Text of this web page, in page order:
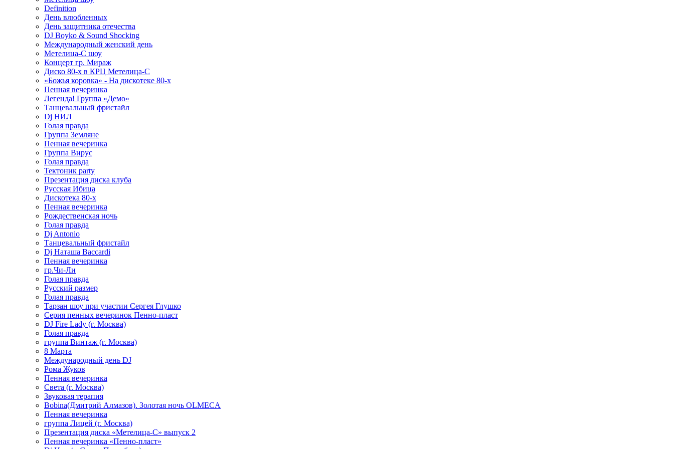
Definition
День влюбленных
День защитника отечества
DJ Boyko & Sound Shocking
Международный женский день
Метелица-С шоу
Концерт гр. Мираж
Диско 80-х в КРЦ Метелица-С
«Божья коровка» - На дискотеке 80-х
Пенная вечеринка
Легенда! Группа «Демо»
Танцевальный фристайл
Dj НИЛ
Голая правда
Группа Земляне
Пенная вечеринка
Группа Вирус
Голая правда
Тектоник party
Презентация диска клуба
Русская Ибица
Дискотека 80-х
Пенная вечеринка
Рождественская ночь
Голая правда
Dj Antonio
Танцевальный фристайл
Dj Наташа Baccardi
Пенная вечеринка
гр.Чи-Ли
Голая правда
Русский размер
Голая правда
Тарзан шоу при участии Сергея Глушко
Серия пенных вечеринок Пенно-пласт
DJ Fire Lady (г. Москва)
Голая правда
группа Винтаж (г. Москва)
8 Марта
Международный день DJ
Рома Жуков
Пенная вечеринка
Света (г. Москва)
Звуковая терапия
Bobina(Дмитрий Алмазов). Золотая ночь OLMECA
Пенная вечеринка
группа Лицей (г. Москва)
Презентация диска «Метелица-С» выпуск 2
Пенная вечеринка «Пенно-пласт»